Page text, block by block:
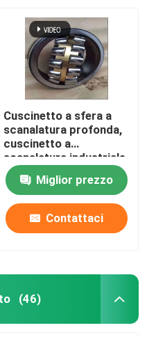
Cuscinetto a sfera a
scanalatura profonda,
cuscinetto a
scanalatura industriale
2222-2RS sigillato
Miglior prezzo
Contattaci
(46)